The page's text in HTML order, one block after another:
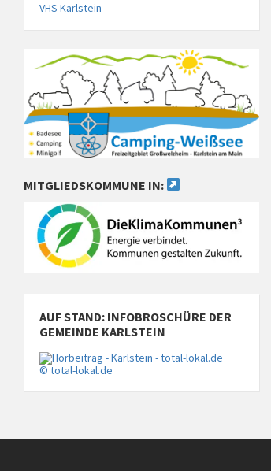
VHS Karlstein
MITGLIEDSKOMMUNE IN:
AUF STAND: INFOBROSCHÜRE DER
GEMEINDE KARLSTEIN
© total-lokal.de